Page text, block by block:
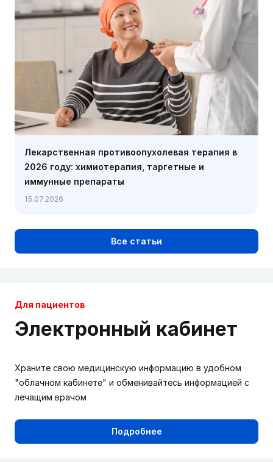
Лекарственная противоопухолевая терапия в
2026 году: химиотерапия, таргетные и
иммунные препараты
15.07.2026
Все статьи
Для пациентов
Электронный кабинет
Храните свою медицинскую информацию в удобном
"облачном кабинете" и обменивайтесь информацией с
лечащим врачом
Подробнее